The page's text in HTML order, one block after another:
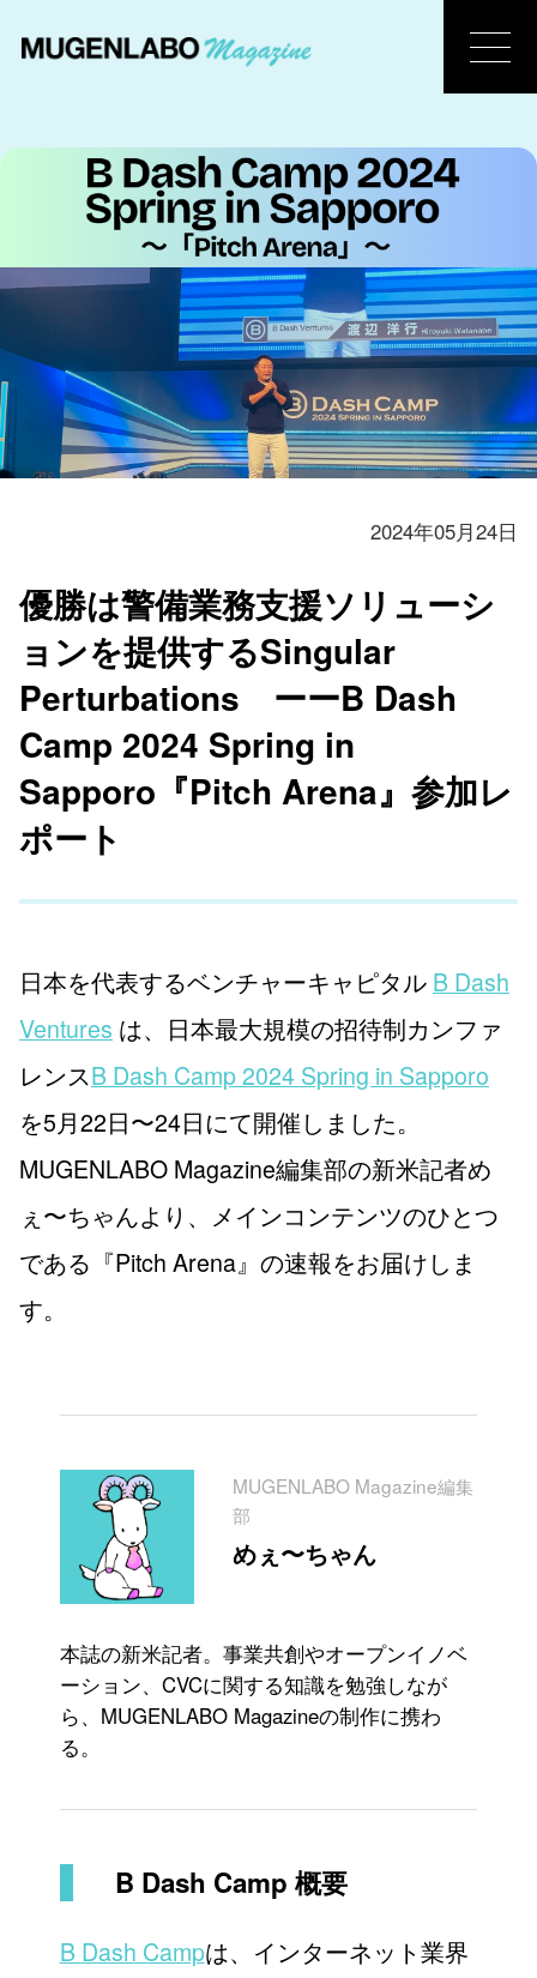
2024年05月24日
優勝は警備業務支援ソリューシ
ョンを提供するSingular
Perturbations ーーB Dash
Camp 2024 Spring in
Sapporo『Pitch Arena』参加レ
ポート
日本を代表するベンチャーキャピタル B Dash
Ventures は、日本最大規模の招待制カンファ
レンスB Dash Camp 2024 Spring in Sapporo
を5月22日〜24日にて開催しました。
MUGENLABO Magazine編集部の新米記者め
ぇ〜ちゃんより、メインコンテンツのひとつ
である『Pitch Arena』の速報をお届けしま
す。
めぇ〜ちゃん
MUGENLABO Magazine編集
部
本誌の新米記者。事業共創やオープンイノベ
ーション、CVCに関する知識を勉強しなが
ら、MUGENLABO Magazineの制作に携わ
る。
B Dash Camp 概要
B Dash Campは、インターネット業界